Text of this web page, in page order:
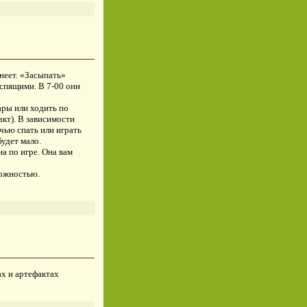
«Засыпать»
спящими. В 7-00 они
или ходить по
В зависимости
спать или играть
мало.
по игре. Она вам
и артефактах